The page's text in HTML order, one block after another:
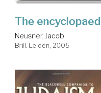
The
Neusner, Jacob
Brill. Leiden, 2005